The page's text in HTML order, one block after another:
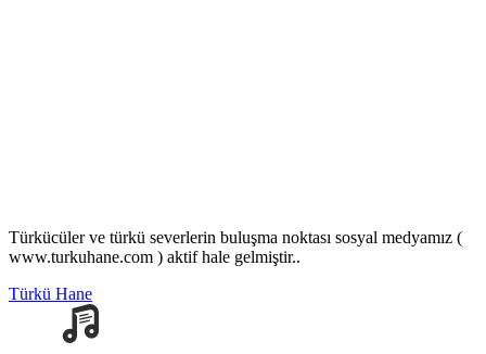
Türkücüler ve türkü severlerin buluşma noktası sosyal medyamız (
www.turkuhane.com ) aktif hale gelmiştir..
Türkü Hane